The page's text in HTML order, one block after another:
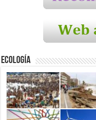
Ecología